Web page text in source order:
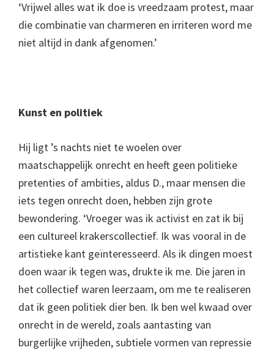
‘Vrijwel alles wat ik doe is vreedzaam protest, maar
die combinatie van charmeren en irriteren word me
niet altijd in dank afgenomen.’
Kunst en politiek
Hij ligt ’s nachts niet te woelen over
maatschappelijk onrecht en heeft geen politieke
pretenties of ambities, aldus D., maar mensen die
iets tegen onrecht doen, hebben zijn grote
bewondering. ‘Vroeger was ik activist en zat ik bij
een cultureel krakerscollectief. Ik was vooral in de
artistieke kant geïnteresseerd. Als ik dingen moest
doen waar ik tegen was, drukte ik me. Die jaren in
het collectief waren leerzaam, om me te realiseren
dat ik geen politiek dier ben. Ik ben wel kwaad over
onrecht in de wereld, zoals aantasting van
burgerlijke vrijheden, subtiele vormen van repressie